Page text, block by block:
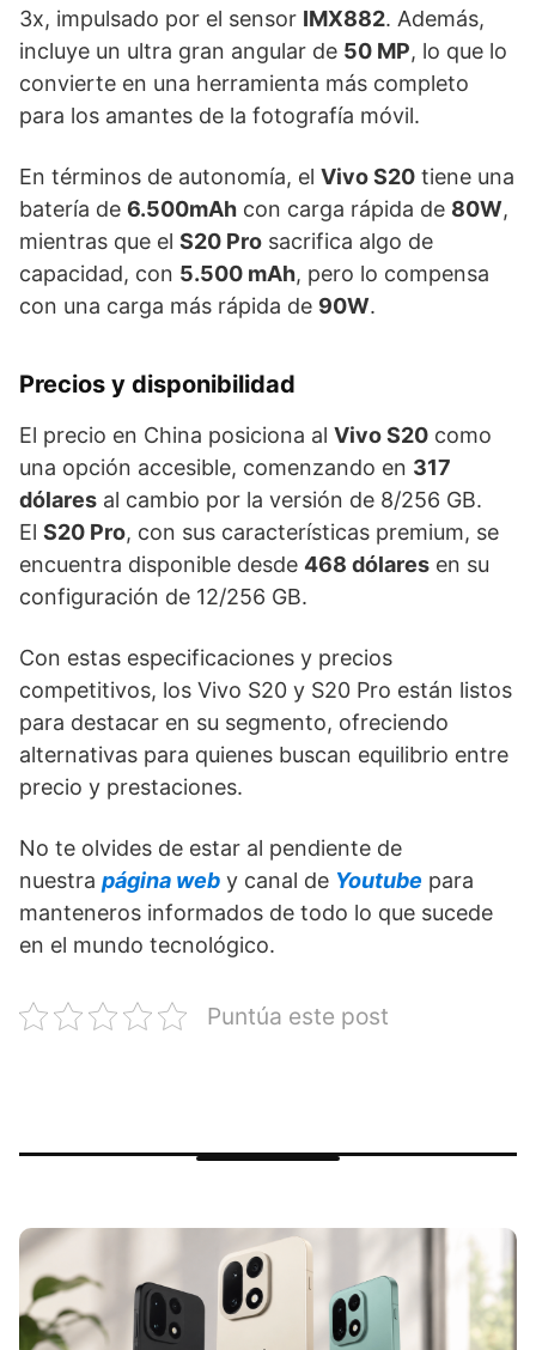
3x, impulsado por el sensor IMX882. Además,
incluye un ultra gran angular de 50 MP, lo que lo
convierte en una herramienta más completo
para los amantes de la fotografía móvil.
En términos de autonomía, el Vivo S20 tiene una
batería de 6.500mAh con carga rápida de 80W,
mientras que el S20 Pro sacrifica algo de
capacidad, con 5.500 mAh, pero lo compensa
con una carga más rápida de 90W.
Precios y disponibilidad
El precio en China posiciona al Vivo S20 como
una opción accesible, comenzando en 317
dólares al cambio por la versión de 8/256 GB.
El S20 Pro, con sus características premium, se
encuentra disponible desde 468 dólares en su
configuración de 12/256 GB.
Con estas especificaciones y precios
competitivos, los Vivo S20 y S20 Pro están listos
para destacar en su segmento, ofreciendo
alternativas para quienes buscan equilibrio entre
precio y prestaciones.
No te olvides de estar al pendiente de
nuestra página web y canal de Youtube para
manteneros informados de todo lo que sucede
en el mundo tecnológico.
Puntúa este post